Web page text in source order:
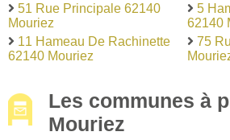
51 Rue Principale 62140
Mouriez
11 Hameau De Rachinette
62140 Mouriez
5
62140
75
Les communes à
Mouriez